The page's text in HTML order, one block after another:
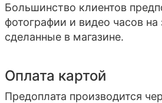
Большинство клиентов
фотографии и видео часов на
сделанные в магазине.
Оплата картой
Предоплата производится